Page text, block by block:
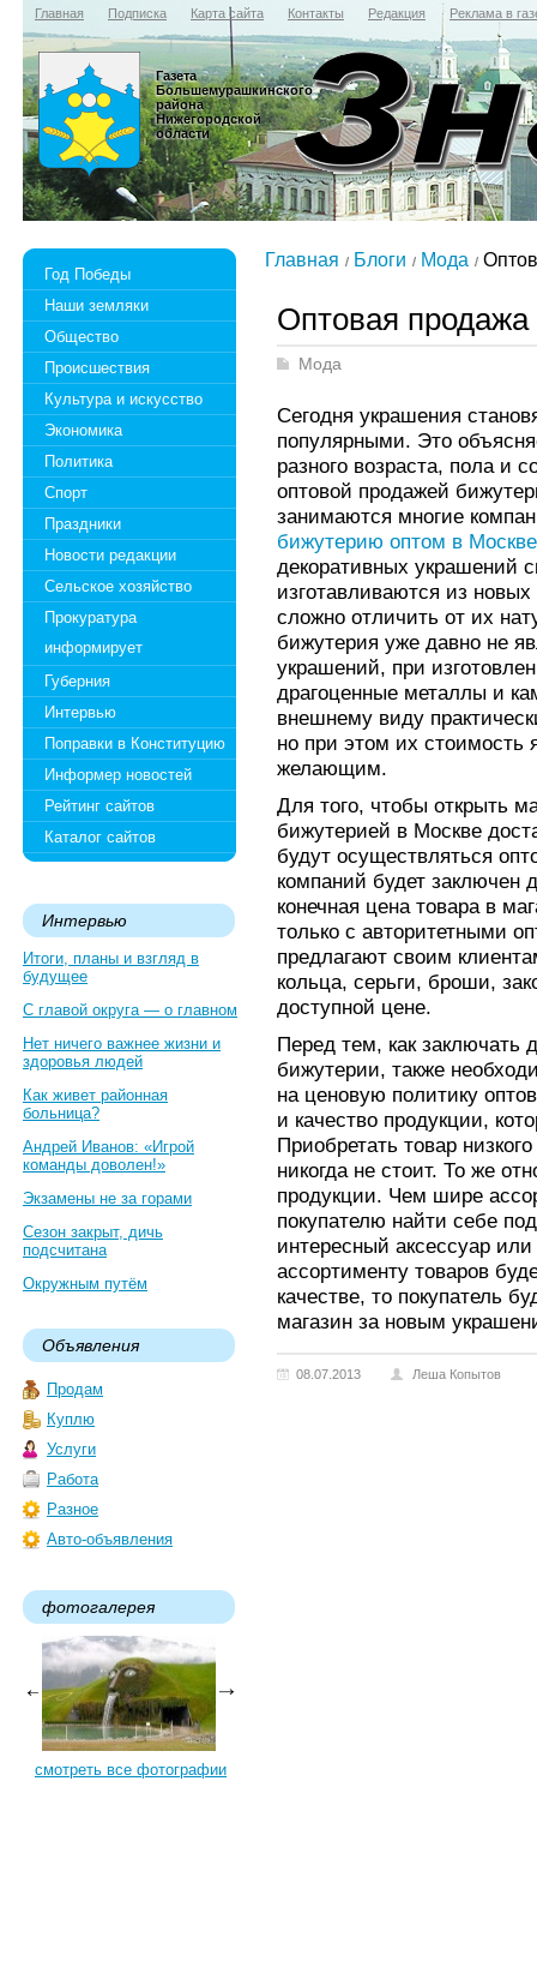
Главная Подписка Карта сайта Контакты Редакция Реклама в
Газета
Большемурашкинского
района
Нижегородской
области
Год Победы
Наши земляки
Общество
Происшествия
Культура и искусство
Экономика
Политика
Спорт
Праздники
Новости редакции
Сельское хозяйство
Прокуратура
информирует
Губерния
Интервью
Поправки в Конституцию
Информер новостей
Рейтинг сайтов
Каталог сайтов
Интервью
Итоги, планы и взгляд в
будущее
С главой округа — о главном
Нет ничего важнее жизни и
здоровья людей
Как живет районная
больница?
Андрей Иванов: «Игрой
команды доволен!»
Экзамены не за горами
Сезон закрыт, дичь
подсчитана
Окружным путём
Объявления
Продам
Куплю
Услуги
Работа
Разное
Авто-объявления
фотогалерея
смотреть все фотографии
Главная Блоги Мода
Оптовая
Мода
Сегодня украшения
популярными. Это
разного возраста, пола и
оптовой продажей
занимаются многие
бижутерию оптом в Москве
декоративных украшений
изготавливаются из
сложно отличить от их
бижутерия уже давно не
украшений, при
драгоценные металлы и
внешнему виду
но при этом их стоимость
желающим.
Для того, чтобы открыть
бижутерией в Москве
будут осуществляться
компаний будет заключен
конечная цена товара в
только с авторитетными
предлагают своим
кольца, серьги, броши,
доступной цене.
Перед тем, как заключать
бижутерии, также
на ценовую политику
и качество продукции,
Приобретать товар
никогда не стоит. То же
продукции. Чем шире
покупателю найти себе
интересный аксессуар
ассортименту товаров
качестве, то покупатель
магазин за новым
08.07.2013 Леша Копытов